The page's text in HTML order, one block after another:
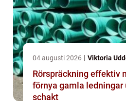
04 augusti 2026 Viktoria
Rörspräckning effektiv metod för att
förnya gamla ledningar
schakt